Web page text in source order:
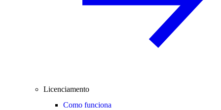
Licenciamento
Como funciona